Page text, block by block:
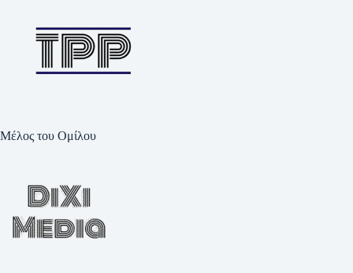
Μέλος του Ομίλου